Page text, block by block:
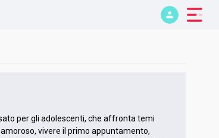
per gli adolescenti, che affronta temi
vivere il primo appuntamento,